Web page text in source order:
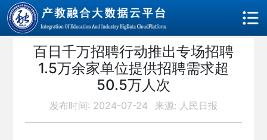
百日千万招聘行动推出专场招聘
1.5万余家单位提供招聘需求超
50.5万人次
发布时间: 2024-07-24 来源: 人民日报